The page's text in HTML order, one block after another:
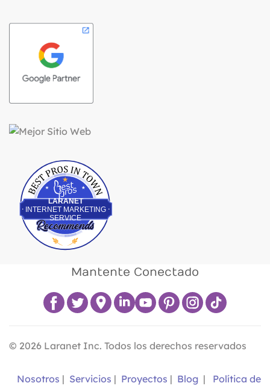
LARANET
INTERNET MARKETING
SERVICE
Best Pros In Town
Mantente Conectado
© 2026 Laranet Inc. Todos los derechos reservados
Nosotros | Servicios | Proyectos | Blog |
Política de